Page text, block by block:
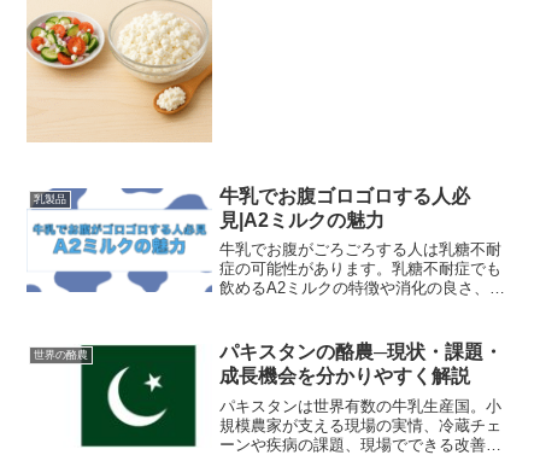
乳製品
牛乳でお腹ゴロゴロする人必
見|A2ミルクの魅力
牛乳でお腹がごろごろする人は乳糖不耐
症の可能性があります。乳糖不耐症でも
飲めるA2ミルクの特徴や消化の良さ、健
方必見の情報をお届けします。
世界の酪農
パキスタンの酪農─現状・課題・
成長機会を分かりやすく解説
パキスタンは世界有数の牛乳生産国。小
規模農家が支える現場の実情、冷蔵チェ
ーンや疾病の課題、現場でできる改善策